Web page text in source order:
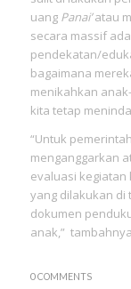
uang Panai’atau
secara massif
pendekatan/
bagaimana
menikahkan
kita tetap
“Untuk
menganggarkan
evaluasi kegiatan
yang dilakukan di
dokumen
anak,”
0 COMMENTS